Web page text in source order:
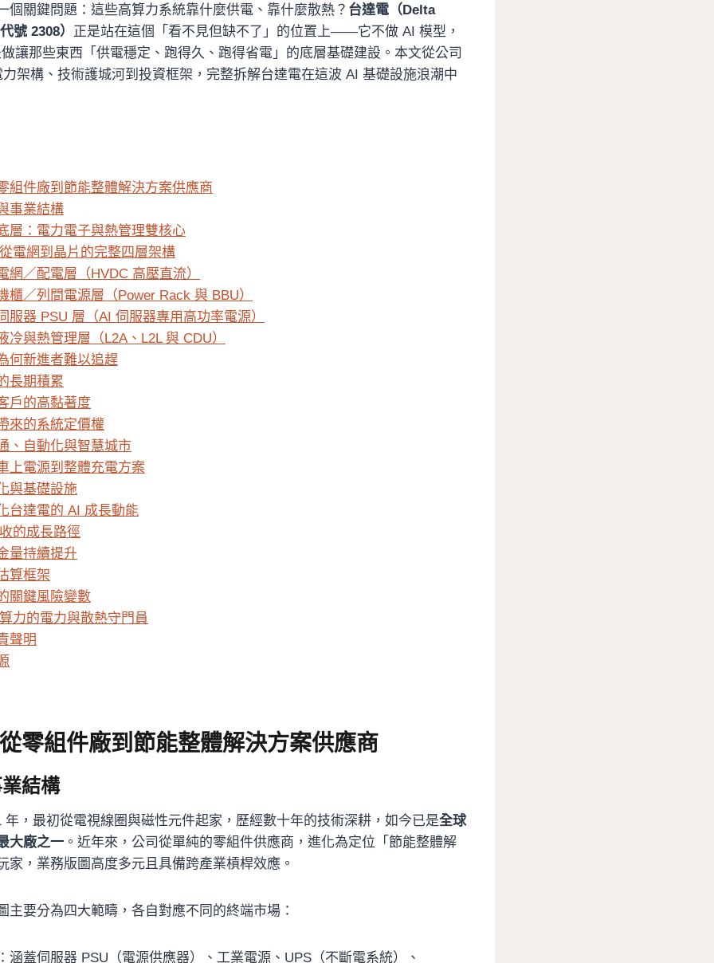
個關鍵問題：這些高算力系統靠什麼供電、靠什麼散熱？ 台達電（Delta
號 2308） 正是站在這個「看不見但缺不了」的位置上——它不做 AI 模型，
讓那些東西「供電穩定、跑得久、跑得省電」的底層基礎建設。本文從公司
架構、技術護城河到投資框架，完整拆解台達電在這波 AI 基礎設施浪潮中
組件廠到節能整體解決方案供應商
事業結構
層：電力電子與熱管理雙核心
電網到晶片的完整四層架構
網／配電層（HVDC 高壓直流）
櫃／列間電源層（Power Rack 與 BBU）
服器 PSU 層（AI 伺服器專用高功率電源）
冷與熱管理層（L2A、L2L 與 CDU）
何新進者難以追趕
長期積累
戶的高黏著度
來的系統定價權
、自動化與智慧城市
上電源到整體充電方案
與基礎設施
台達電的 AI 成長動能
的成長路徑
量持續提升
算框架
關鍵風險變數
力的電力與散熱守門員
聲明
零組件廠到節能整體解決方案供應商
結構
年，最初從電視線圈與磁性元件起家，歷經數十年的技術深耕，如今已是全球
大廠之一 。近年來，公司從單純的零組件供應商，進化為定位「節能整體解
家，業務版圖高度多元且具備跨產業槓桿效應。
主要分為四大範疇，各自對應不同的終端市場：
涵蓋伺服器 PSU（電源供應器）、工業電源、UPS（不斷電系統）、